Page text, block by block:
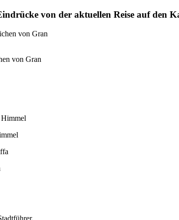
von der aktuellen Reise auf
von Gran